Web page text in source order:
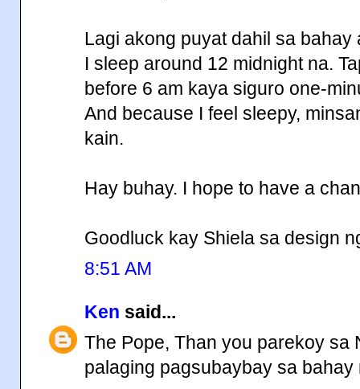
Lagi akong puyat dahil sa
I sleep around 12 midnight na.
before 6 am kaya siguro one-
And because I feel sleepy,
kain.
Hay buhay. I hope to have a
Goodluck kay Shiela sa design
8:51 AM
Ken said...
The Pope, Than you parekoy sa
palaging pagsubaybay sa bahay